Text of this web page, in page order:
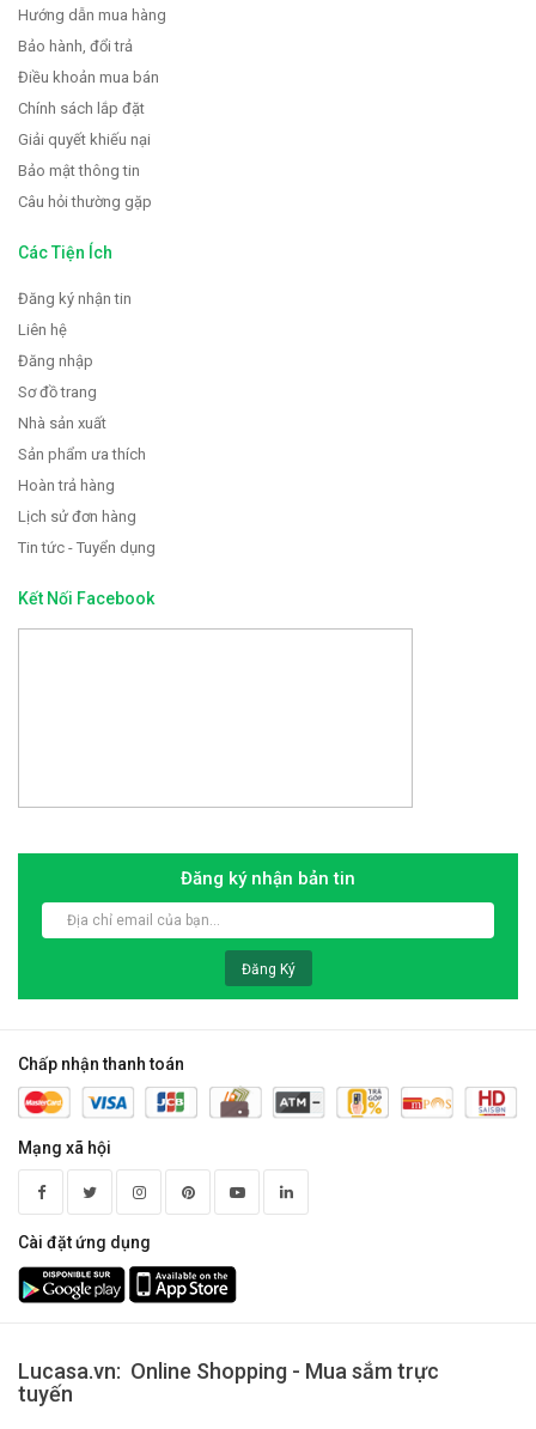
Hướng dẫn mua hàng
Bảo hành, đổi trả
Điều khoản mua bán
Chính sách lắp đặt
Giải quyết khiếu nại
Bảo mật thông tin
Câu hỏi thường gặp
Các Tiện Ích
Đăng ký nhận tin
Liên hệ
Đăng nhập
Sơ đồ trang
Nhà sản xuất
Sản phẩm ưa thích
Hoàn trả hàng
Lịch sử đơn hàng
Tin tức - Tuyển dụng
Kết Nối Facebook
Đăng ký nhận bản tin
Đăng Ký
Chấp nhận thanh toán
Mạng xã hội
Cài đặt ứng dụng
Lucasa.vn: Online Shopping - Mua sắm trực
tuyến